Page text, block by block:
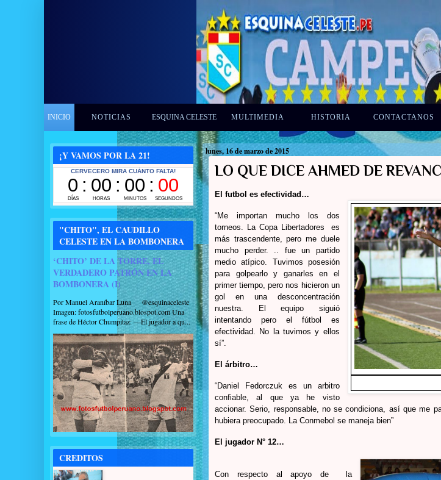
INICIO NOTICIAS ESQUINA CELESTE MULTIMEDIA HISTORIA CONTACTANOS
lunes, 16 de marzo de 2015
LO QUE DICE AHMED DE
El futbol es efectividad…
“Me importan mucho los dos
torneos. La Copa Libertadores
es
más trascendente, pero me duele
mucho perder. .. fue un partido
medio atípico. Tuvimos posesión
para golpearlo y ganarles en el
primer tiempo, pero nos hicieron un
gol en una desconcentración
nuestra. El equipo siguió
intentando pero el fútbol es
efectividad. No la tuvimos y ellos
sí”.
El árbitro…
“Daniel Fedorczuk es un arbitro
confiable, al que ya he visto
accionar. Serio, responsable, no se condiciona, así que me
hubiera preocupado. La Conmebol se maneja bien”
El jugador N° 12…
Con respecto al apoyo de la
¡Y VAMOS POR LA 21!
"CHITO", EL CAUDILLO
CELESTE EN LA BOMBONERA
‘CHITO’ DE LA TORRE, EL
VERDADERO PATRÓN EN LA
BOMBONERA (I)
Por Manuel Araníbar Luna @esquinaceleste
Imagen: fotosfutbolperuano.blospot.com Una
frase de Héctor Chumpitaz: —El jugador a qu...
CREDITOS